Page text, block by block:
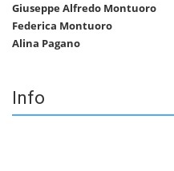
Giuseppe Alfredo Montuoro
Federica Montuoro
Alina Pagano
Info